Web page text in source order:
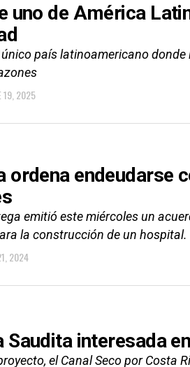
uno de América
único país latinoamericano
19, 2025
ordena endeudarse
emitió este miércoles un
la construcción de un hospital.
2024
Saudita interesada
el Canal Seco por Costa